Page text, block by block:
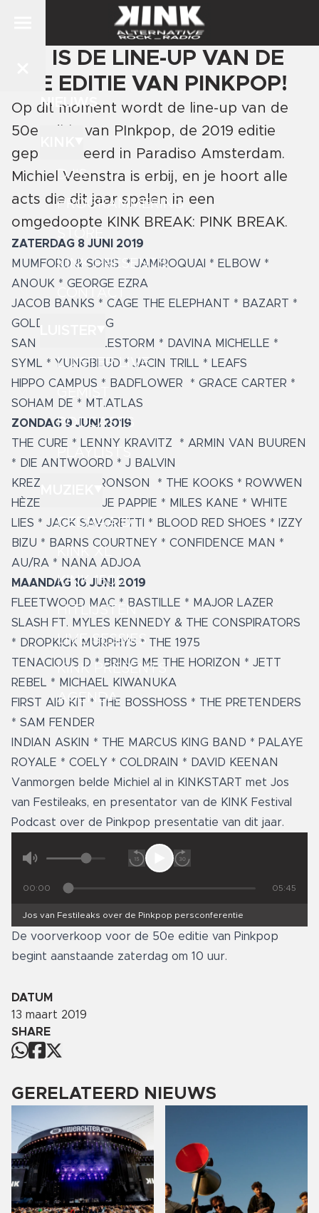
NIEUWS
DJ'S
PROGRAMMERING
STORE
KINK PRESENTS
LUISTER LIVE
PODCASTS
GEDRAAID
KINK XL
KINK 1500
HITLIJSTEN
LIVE SESSIES
KINK PRESENTS
AGENDA
DIT IS DE LINE-UP VAN DE
50E EDITIE VAN PINKPOP!
Op dit moment wordt de line-up van de
50e editie van PInkpop, de 2019 editie
gepresenteerd in Paradiso Amsterdam.
Michiel Veenstra is erbij, en je hoort alle
acts die dit jaar spelen in een
omgedoopte KINK BREAK: PINK BREAK.
ZATERDAG 8 JUNI 2019
MUMFORD & SONS
* JAMIROQUAI * ELBOW *
ANOUK * GEORGE EZRA
JACOB BANKS * CAGE THE ELEPHANT * BAZART *
GOLDEN EARRING
SAN HOLO * HALESTORM * DAVINA MICHELLE *
SYML * YUNGBLUD * JACIN TRILL * LEAFS
HIPPO CAMPUS * BADFLOWER * GRACE CARTER *
SOHAM DE * MT.ATLAS
ZONDAG 9 JUNI 2019
THE CURE * LENNY KRAVITZ
* ARMIN VAN BUUREN
* DIE ANTWOORD * J BALVIN
KREZIP * MARK RONSON
* THE KOOKS * ROWWEN
HÈZE * KRAANTJE PAPPIE * MILES KANE * WHITE
LIES * JACK SAVORETTI * BLOOD RED SHOES * IZZY
BIZU * BARNS COURTNEY * CONFIDENCE MAN *
AU/RA * NANA ADJOA
MAANDAG 10 JUNI 2019
FLEETWOOD MAC * BASTILLE * MAJOR LAZER
SLASH FT. MYLES KENNEDY & THE CONSPIRATORS
* DROPKICK MURPHYS * THE 1975
TENACIOUS D * BRING ME THE HORIZON * JETT
REBEL * MICHAEL KIWANUKA
FIRST AID KIT * THE BOSSHOSS * THE PRETENDERS
* SAM FENDER
INDIAN ASKIN * THE MARCUS KING BAND * PALAYE
ROYALE * COELY * COLDRAIN * DAVID KEENAN
Vanmorgen belde Michiel al in KINKSTART met Jos
van Festileaks, en presentator van de KINK Festival
Podcast over de Pinkpop presentatie van dit jaar.
00:00 05:45
Jos van Festileaks over de Pinkpop persconferentie
De voorverkoop voor de 50e editie van Pinkpop
begint aanstaande zaterdag om 10 uur.
DATUM
13 maart 2019
SHARE
GERELATEERD NIEUWS